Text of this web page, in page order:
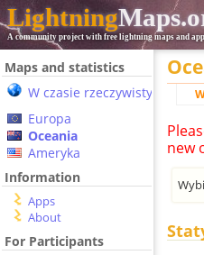
Lightning
A community project with free lightning maps and
Maps and statistics
W czasie rzeczywistym
Europa
Oceania
Ameryka
Information
Apps
About
For Participants
new